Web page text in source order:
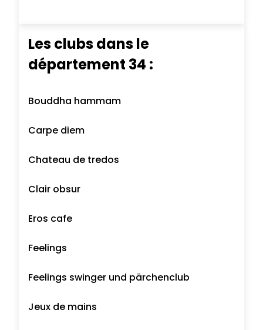
Les clubs dans le
département 34 :
Bouddha hammam
Carpe diem
Chateau de tredos
Clair obsur
Eros cafe
Feelings
Feelings swinger und pärchenclub
Jeux de mains